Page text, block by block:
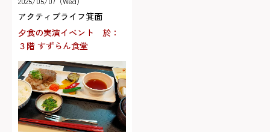
アクティブライフ箕面
夕食の実演イベント 於：
３階 すずらん食堂